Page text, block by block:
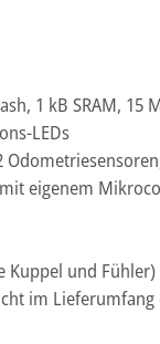
1 kB SRAM, 15
LEDs
eigenem
Kuppel und Fühler)
im